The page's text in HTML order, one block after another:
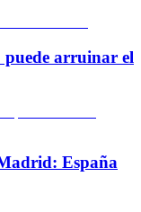
puede arruinar el
España